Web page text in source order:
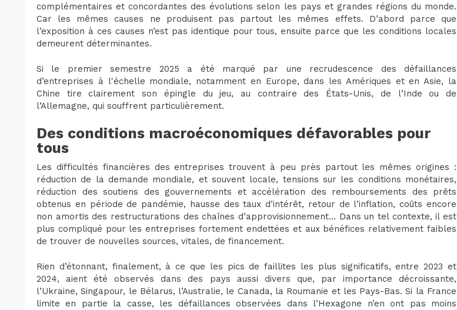
complémentaires et concordantes des évolutions selon les pays et grandes régions du monde.
Car les mêmes causes ne produisent pas partout les mêmes effets. D’abord parce que
l’exposition à ces causes n’est pas identique pour tous, ensuite parce que les conditions locales
demeurent déterminantes.
Si le premier semestre 2025 a été marqué par une recrudescence des défaillances
d’entreprises à l'échelle mondiale, notamment en Europe, dans les Amériques et en Asie, la
Chine tire clairement son épingle du jeu, au contraire des États-Unis, de l’Inde ou de
l’Allemagne, qui souffrent particulièrement.
Des conditions macroéconomiques défavorables pour
tous
Les difficultés financières des entreprises trouvent à peu près partout les mêmes origines :
réduction de la demande mondiale, et souvent locale, tensions sur les conditions monétaires,
réduction des soutiens des gouvernements et accélération des remboursements des prêts
obtenus en période de pandémie, hausse des taux d’intérêt, retour de l’inflation, coûts encore
non amortis des restructurations des chaînes d’approvisionnement… Dans un tel contexte, il est
plus compliqué pour les entreprises fortement endettées et aux bénéfices relativement faibles
de trouver de nouvelles sources, vitales, de financement.
Rien d’étonnant, finalement, à ce que les pics de faillites les plus significatifs, entre 2023 et
2024, aient été observés dans des pays aussi divers que, par importance décroissante,
l’Ukraine, Singapour, le Bélarus, l’Australie, le Canada, la Roumanie et les Pays-Bas. Si la France
limite en partie la casse, les défaillances observées dans l’Hexagone n’en ont pas moins